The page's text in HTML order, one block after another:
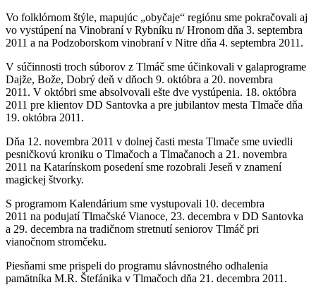
Vo folklórnom štýle, mapujúc „obyčaje“ regiónu sme pokračovali aj
vo vystúpení na Vinobraní v Rybníku n/ Hronom dňa 3. septembra
2011 a na Podzoborskom vinobraní v Nitre dňa 4. septembra 2011.
V súčinnosti troch súborov z Tlmáč sme účinkovali v galaprograme
Dajže, Bože, Dobrý deň v dňoch 9. októbra a 20. novembra
2011. V októbri sme absolvovali ešte dve vystúpenia. 18. októbra
2011 pre klientov DD Santovka a pre jubilantov mesta Tlmače dňa
19. októbra 2011.
Dňa 12. novembra 2011 v dolnej časti mesta Tlmače sme uviedli
pesničkovú kroniku o Tlmačoch a Tlmačanoch a 21. novembra
2011 na Katarínskom posedení sme rozobrali Jeseň v znamení
magickej štvorky.
S programom Kalendárium sme vystupovali 10. decembra
2011 na podujatí Tlmačské Vianoce, 23. decembra v DD Santovka
a 29. decembra na tradičnom stretnutí seniorov Tlmáč pri
vianočnom stromčeku.
Piesňami sme prispeli do programu slávnostného odhalenia
pamätníka M.R. Štefánika v Tlmačoch dňa 21. decembra 2011.